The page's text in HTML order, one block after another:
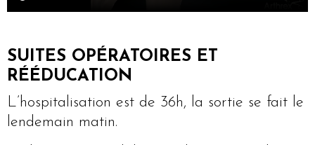
SUITES OPÉRATOIRES ET
RÉÉDUCATION
L’hospitalisation est de 36h, la sortie se fait le
lendemain matin.